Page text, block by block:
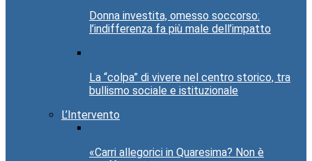
Donna investita, omesso soccorso:
l’indifferenza fa più male dell’impatto
La “colpa” di vivere nel centro storico, tra
bullismo sociale e istituzionale
L’Intervento
«Carri allegorici in Quaresima? Non è